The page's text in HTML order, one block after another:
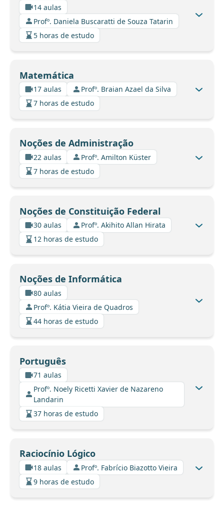
14 aulas
Profº. Daniela Buscaratti de Souza Tatarin
5 horas de estudo
Matemática
17 aulas
Profº. Braian Azael da Silva
7 horas de estudo
Noções de Administração
22 aulas
Profº. Amilton Küster
7 horas de estudo
Noções de Constituição Federal
30 aulas
Profº. Akihito Allan Hirata
12 horas de estudo
Noções de Informática
80 aulas
Profº. Kátia Vieira de Quadros
44 horas de estudo
Português
71 aulas
Profº. Noely Ricetti Xavier de Nazareno
Landarin
37 horas de estudo
Raciocínio Lógico
18 aulas
Profº. Fabrício Biazotto Vieira
9 horas de estudo